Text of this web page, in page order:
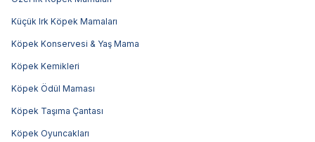
Küçük Irk Köpek Mamaları
Köpek Konservesi & Yaş Mama
Köpek Kemikleri
Köpek Ödül Maması
Köpek Taşıma Çantası
Köpek Oyuncakları